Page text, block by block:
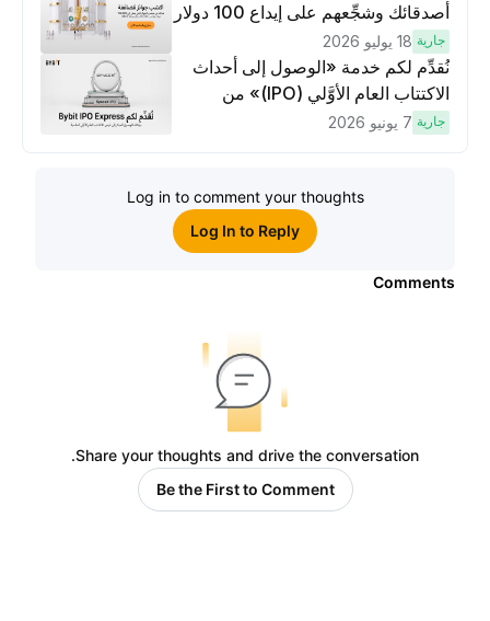
أصدقائك وشجِّعهم على إيداع 100 دولار
لكسَب مكافآت مُضاعَفة
جارية 18 يوليو 2026
نُقدِّم لكم خدمة «الوصول إلى أحداث
الاكتتاب العام الأوَّلي (IPO)» من
Bybit، بوابتك للوصول المبكر إلى فرص
جارية 7 يونيو 2026
Log in to comment your thoughts
Log In to Reply
Comments
Share your thoughts and drive the conversation.
Be the First to Comment